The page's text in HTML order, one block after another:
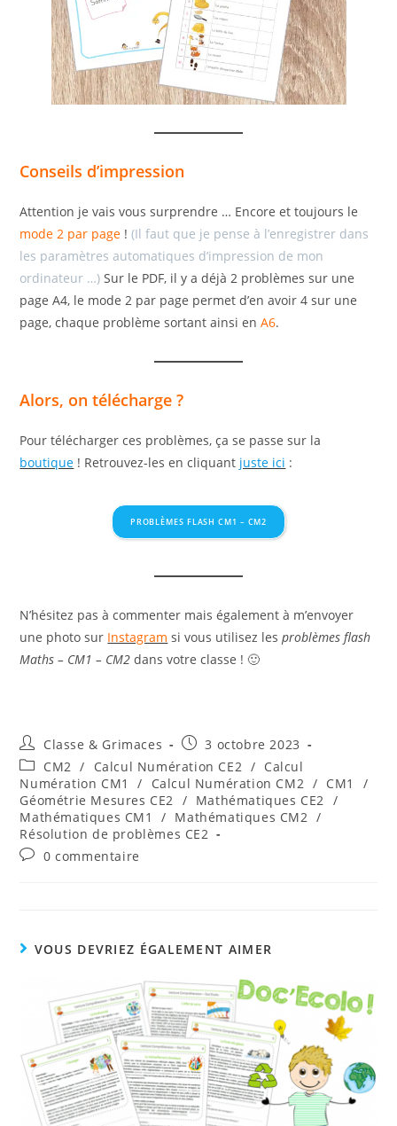
Conseils d’impression
Attention je vais vous surprendre … Encore et toujours le
mode 2 par page !(Il faut que je pense à l’enregistrer dans
les paramètres automatiques d’impression de mon
ordinateur …)Sur le PDF, il y a déjà 2 problèmes sur une
page A4, le mode 2 par page permet d’en avoir 4 sur une
page, chaque problème sortant ainsi enA6.
Alors, on télécharge ?
Pour télécharger ces problèmes, ça se passe sur la
boutique ! Retrouvez-les en cliquant juste ici :
PROBLÈMES FLASH CM1 – CM2
N’hésitez pas à commenter mais également à m’envoyer
une photo sur Instagram si vous utilisez lesproblèmes flash
Maths – CM1 – CM2 dans votre classe ! 🙂
Auteur/autrice
de
la
publication :
Classe & Grimaces
Publication
publiée :
3 octobre 2023
Post
category:
CM2 / Calcul Numération CE2 / Calcul
Numération CM1
/ Calcul Numération CM2 / CM1
/
Géométrie Mesures CE2 / Mathématiques CE2 /
Mathématiques CM1
/ Mathématiques CM2 /
Résolution de problèmes CE2
Commentaires
0 commentaire
VOUS DEVRIEZ ÉGALEMENT AIMER